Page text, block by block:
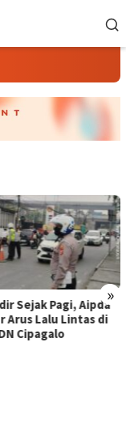
»
Sejak Pagi, Aipda
Arus Lalu Lintas di
Cipagalo